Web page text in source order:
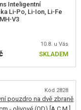
Inteligentní
Li-Po, Li-Ion, Li-Fe
V3
10.8. u Vás
SKLADEM
Kód 2828